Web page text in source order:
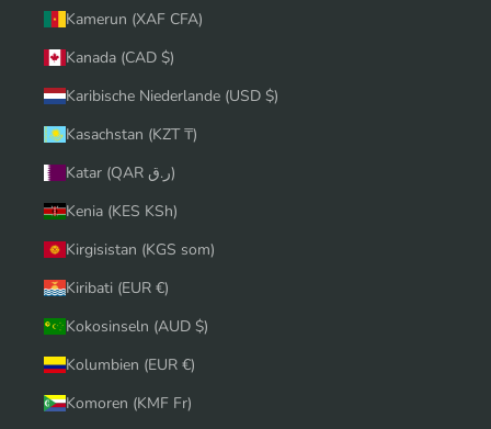
Kamerun (XAF CFA)
Kanada (CAD $)
Karibische Niederlande (USD $)
Kasachstan (KZT ₸)
Katar (QAR ر.ق)
Kenia (KES KSh)
Kirgisistan (KGS som)
Kiribati (EUR €)
Kokosinseln (AUD $)
Kolumbien (EUR €)
Komoren (KMF Fr)